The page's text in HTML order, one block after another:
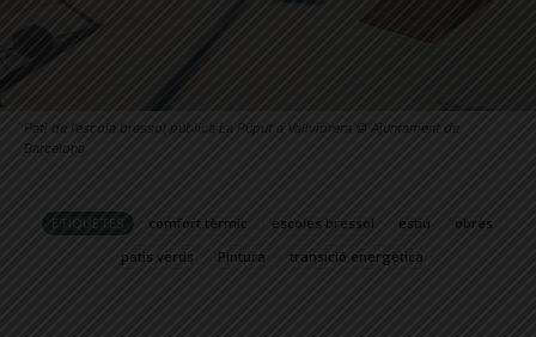
Pati de l’escola bressol pública La Puput a Vallvidrera © Ajuntament de
Barcelona
ETIQUETES comfort tèrmic escoles bressol estiu
obres
patis verds
Pintura transició energètica